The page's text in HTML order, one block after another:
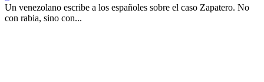
Un venezolano escribe a los españoles sobre el caso Zapatero. No
con rabia, sino con...